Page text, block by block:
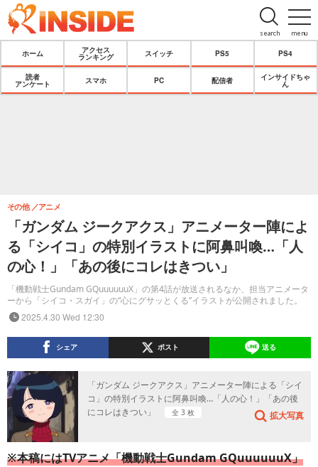
menu
search
ホーム
アクセス
ランキング
スイッチ PS5 PS4
読者
アンケート
スマホ PC 配信者
インサイドちゃ
ん
「ガンダム ジークアクス」アニメーター陣によ
る「シイコ」の特別イラストに阿鼻叫喚…「人
の心！」「あの後にコレはきつい」
「機動戦士Gundam GQuuuuuuX」の第4話が放送されるなか、担当アニメータ
ーから「シイコ・スガイ」の“心にグサッとくる”イラストが公開されました。
その他 アニメ
2025.4.30 Wed 12:30
シェア ポスト 送る
「ガンダム ジークアクス」アニメーター陣による「シイ
コ」の特別イラストに阿鼻叫喚…「人の心！」「あの後
にコレはきつい」
全 3 枚 拡大写真
※本稿にはTVアニメ「機動戦士Gundam GQuuuuuuX」